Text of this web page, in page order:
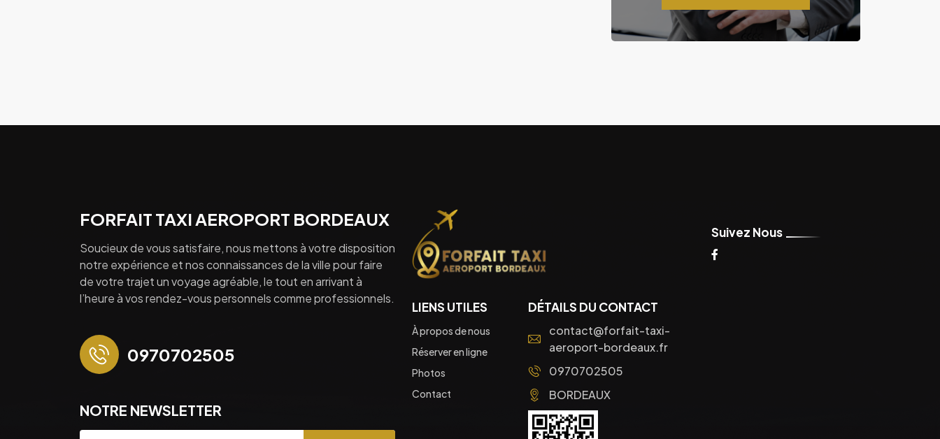
FORFAIT TAXI AEROPORT BORDEAUX
Soucieux de vous satisfaire, nous mettons à votre disposition
notre expérience et nos connaissances de la ville pour faire
de votre trajet un voyage agréable, le tout en arrivant à
l’heure à vos rendez-vous personnels comme professionnels.
0970702505
NOTRE NEWSLETTER
Suivez Nous
LIENS UTILES
À propos de nous
Réserver en ligne
Photos
Contact
DÉTAILS DU CONTACT
contact@forfait-taxi-
aeroport-bordeaux.fr
0970702505
BORDEAUX